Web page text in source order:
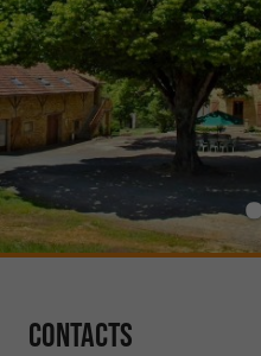
Contacts